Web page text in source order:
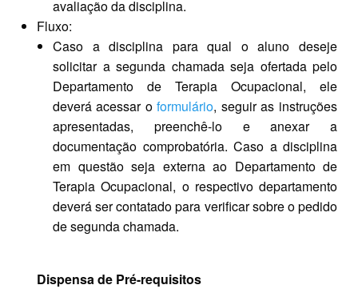
avaliação da disciplina.
Fluxo:
Caso a disciplina para qual o aluno deseje
solicitar a segunda chamada seja ofertada pelo
Departamento de Terapia Ocupacional, ele
deverá acessar o formulário, seguir as instruções
apresentadas, preenchê-lo e anexar a
documentação comprobatória. Caso a disciplina
em questão seja externa ao Departamento de
Terapia Ocupacional, o respectivo departamento
deverá ser contatado para verificar sobre o pedido
de segunda chamada.
Dispensa de Pré-requisitos